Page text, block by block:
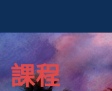
課程